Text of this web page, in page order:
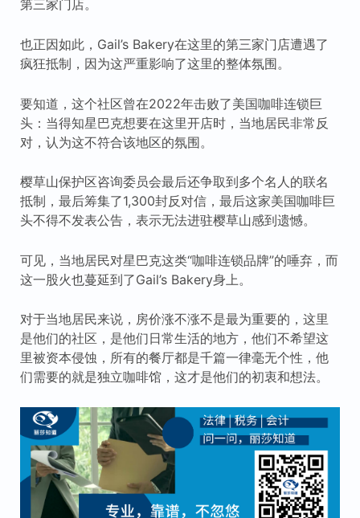
第三家门店。
也正因如此，Gail’s Bakery在这里的第三家门店遭遇了
疯狂抵制，因为这严重影响了这里的整体氛围。
要知道，这个社区曾在2022年击败了美国咖啡连锁巨
头：当得知星巴克想要在这里开店时，当地居民非常反
对，认为这不符合该地区的氛围。
樱草山保护区咨询委员会最后还争取到多个名人的联名
抵制，最后筹集了1,300封反对信，最后这家美国咖啡巨
头不得不发表公告，表示无法进驻樱草山感到遗憾。
可见，当地居民对星巴克这类“咖啡连锁品牌”的唾弃，而
这一股火也蔓延到了Gail’s Bakery身上。
对于当地居民来说，房价涨不涨不是最为重要的，这里
是他们的社区，是他们日常生活的地方，他们不希望这
里被资本侵蚀，所有的餐厅都是千篇一律毫无个性，他
们需要的就是独立咖啡馆，这才是他们的初衷和想法。